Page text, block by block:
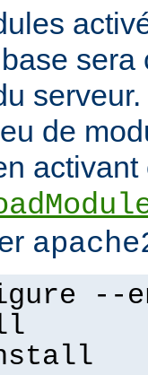
sera
de
--